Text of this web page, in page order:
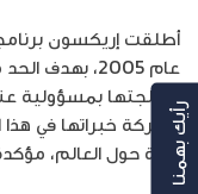
أطلقت إريكسون
عام 2005،
معالجتها بمسؤولية
دولة حول العالم،رأيك بهمنا